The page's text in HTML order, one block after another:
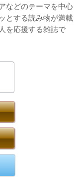
などのテーマを中心
とする読み物が満載
を応援する雑誌で